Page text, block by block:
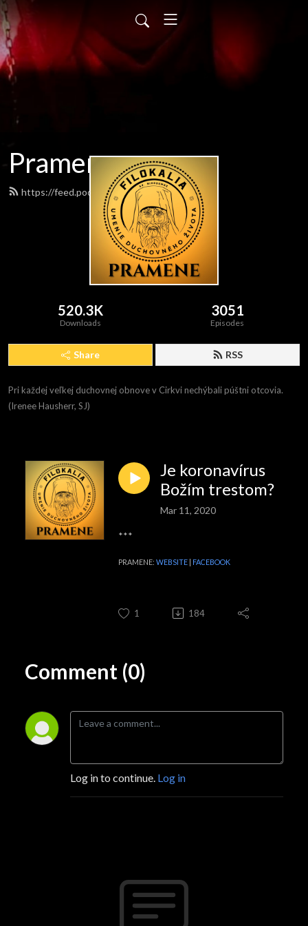
Pramene
https://feed.podbean.com/pramene/feed.xml
520.3K
Downloads
3051
Episodes
Share RSS
Pri každej veľkej duchovnej obnove v Cirkvi nechýbali púštni otcovia.
(Irenee Hausherr, SJ)
Je koronavírus
Božím trestom?
Mar 11, 2020
***
PRAMENE: WEBSITE | FACEBOOK
1 184
Comment (0)
Log in to continue. Log in